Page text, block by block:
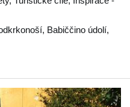
, Babiččino údolí,